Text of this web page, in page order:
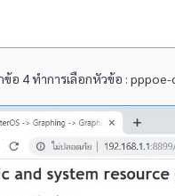
ข้อ 4 ทำการเลือกหัวข้อ :